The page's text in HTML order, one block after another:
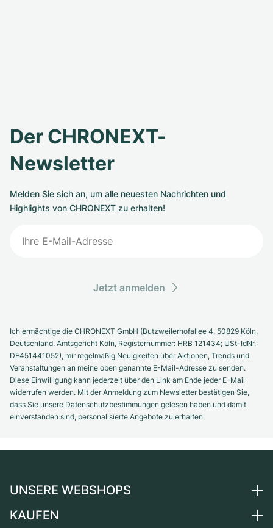
Der CHRONEXT-
Newsletter
Melden Sie sich an, um alle neuesten Nachrichten und
Highlights von CHRONEXT zu erhalten!
Jetzt anmelden
Ich ermächtige die CHRONEXT GmbH (Butzweilerhofallee 4, 50829 Köln,
Deutschland. Amtsgericht Köln, Registernummer: HRB 121434; USt-IdNr.:
DE451441052), mir regelmäßig Neuigkeiten über Aktionen, Trends und
Veranstaltungen an meine oben genannte E-Mail-Adresse zu senden.
Diese Einwilligung kann jederzeit über den Link am Ende jeder E-Mail
widerrufen werden. Mit der Anmeldung zum Newsletter bestätigen Sie,
dass Sie unsere Datenschutzbestimmungen gelesen haben und damit
einverstanden sind, personalisierte Angebote zu erhalten.
UNSERE WEBSHOPS
Deutschland
KAUFEN